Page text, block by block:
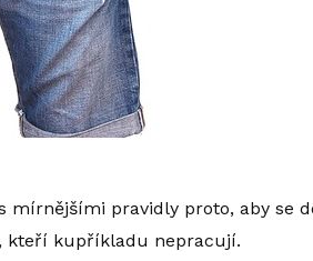
mírnějšími pravidly proto, aby se
kteří kupříkladu nepracují.